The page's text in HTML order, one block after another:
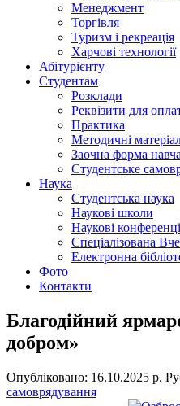
Менеджмент
Торгівля
Туризм і рекреація
Харчові технології
Абітурієнту
Студентам
Розклади
Реквізити для
Практика
Методичні
Заочна форма
Студентське
Наука
Студентська наука
Наукові школи
Наукові
Спеціалізована
Електронна
Фото
Контакти
Благодійний
добром»
Опубліковано: 16.10.2025 р.
самоврядування